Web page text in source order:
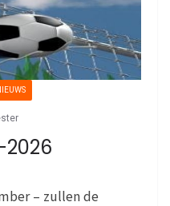
– zullen de